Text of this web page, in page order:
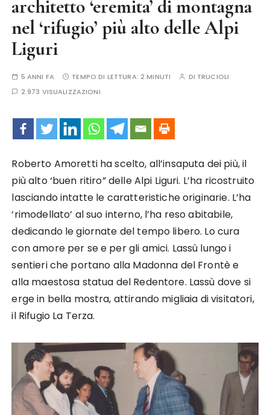
architetto ‘eremita’ di montagna
nel ‘rifugio’ più alto delle Alpi
Liguri
5 ANNI FA TEMPO DI LETTURA:2 MINUTI DI TRUCIOLI
2.973 VISUALIZZAZIONI
Roberto Amoretti ha scelto, all’insaputa dei più, il
più alto ‘buen ritiro” delle Alpi Liguri. L’ha ricostruito
lasciando intatte le caratteristiche originarie. L’ha
‘rimodellato’ al suo interno, l’ha reso abitabile,
dedicando le giornate del tempo libero. Lo cura
con amore per se e per gli amici. Lassù lungo i
sentieri che portano alla Madonna del Frontè e
alla maestosa statua del Redentore. Lassù dove si
erge in bella mostra, attirando migliaia di visitatori,
il Rifugio La Terza.